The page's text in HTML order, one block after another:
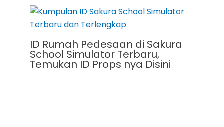
ID Rumah Pedesaan di Sakura
School Simulator Terbaru,
Temukan ID Props nya Disini